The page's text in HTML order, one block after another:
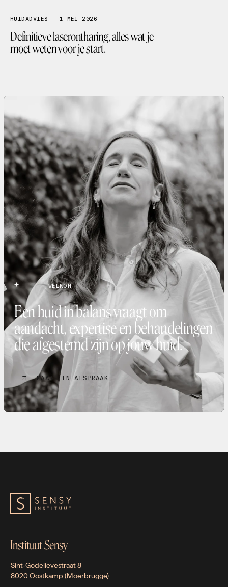
LASERONTHARING
HUIDADVIES — 1 MEI 2026
Definitieve laserontharing, alles wat je
moet weten voor je start.
WELKOM
Een huid in balans vraagt om
aandacht, expertise en behandelingen
die afgestemd zijn op jouw huid.
MAAK EEN AFSPRAAK
Instituut Sensy
Sint-Godelievestraat 8
8020 Oostkamp (Moerbrugge)